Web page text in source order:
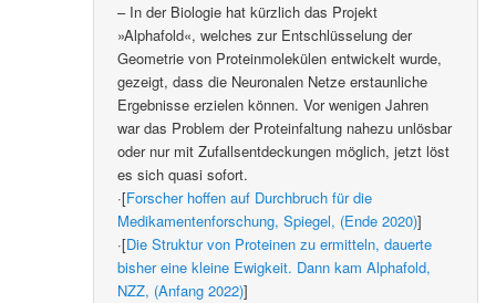
– In der Biologie hat kürzlich das Projekt
»Alphafold«, welches zur Entschlüsselung der
Geometrie von Proteinmolekülen entwickelt wurde,
gezeigt, dass die Neuronalen Netze erstaunliche
Ergebnisse erzielen können. Vor wenigen Jahren
war das Problem der Proteinfaltung nahezu unlösbar
oder nur mit Zufallsentdeckungen möglich, jetzt löst
es sich quasi sofort.
·[Forscher hoffen auf Durchbruch für die
Medikamentenforschung, Spiegel, (Ende 2020)]
·[Die Struktur von Proteinen zu ermitteln, dauerte
bisher eine kleine Ewigkeit. Dann kam Alphafold,
NZZ, (Anfang 2022)]